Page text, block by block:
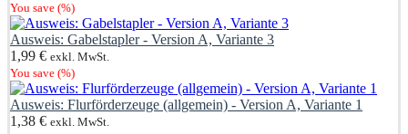
You save (%)
Ausweis: Gabelstapler - Version A, Variante 3
1,99 € exkl. MwSt.
You save (%)
Ausweis: Flurförderzeuge (allgemein) - Version A, Variante 1
1,38 € exkl. MwSt.